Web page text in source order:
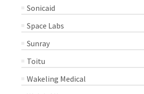
Sonicaid
Space Labs
Sunray
Toitu
Wakeling Medical